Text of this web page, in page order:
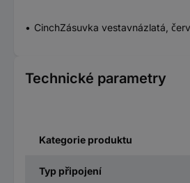
CinchZásuvka vestavnázlatá,
Technické parametry
Kategorie produktu
Typ připojení